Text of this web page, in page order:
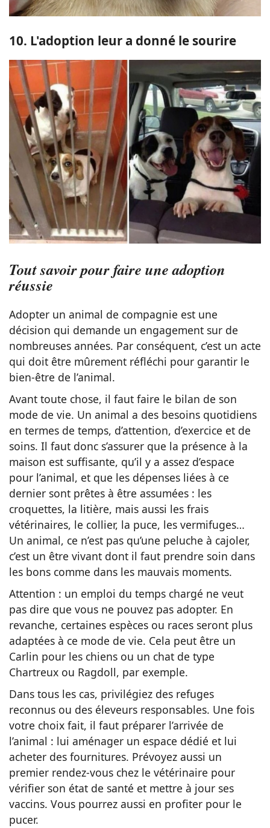
10. L'adoption leur a donné le sourire
Tout savoir pour faire une adoption
réussie
Adopter un animal de compagnie est une
décision qui demande un engagement sur de
nombreuses années. Par conséquent, c’est un acte
qui doit être mûrement réfléchi pour garantir le
bien-être de l’animal.
Avant toute chose, il faut faire le bilan de son
mode de vie. Un animal a des besoins quotidiens
en termes de temps, d’attention, d’exercice et de
soins. Il faut donc s’assurer que la présence à la
maison est suffisante, qu’il y a assez d’espace
pour l’animal, et que les dépenses liées à ce
dernier sont prêtes à être assumées : les
croquettes, la litière, mais aussi les frais
vétérinaires, le collier, la puce, les vermifuges…
Un animal, ce n’est pas qu’une peluche à cajoler,
c’est un être vivant dont il faut prendre soin dans
les bons comme dans les mauvais moments.
Attention : un emploi du temps chargé ne veut
pas dire que vous ne pouvez pas adopter. En
revanche, certaines espèces ou races seront plus
adaptées à ce mode de vie. Cela peut être un
Carlin pour les chiens ou un chat de type
Chartreux ou Ragdoll, par exemple.
Dans tous les cas, privilégiez des refuges
reconnus ou des éleveurs responsables. Une fois
votre choix fait, il faut préparer l’arrivée de
l’animal : lui aménager un espace dédié et lui
acheter des fournitures. Prévoyez aussi un
premier rendez-vous chez le vétérinaire pour
vérifier son état de santé et mettre à jour ses
vaccins. Vous pourrez aussi en profiter pour le
pucer.